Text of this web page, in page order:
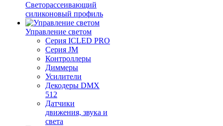
Светорассеивающий
силиконовый профиль
Управление светом
Серия ICLED PRO
Серия JM
Контроллеры
Диммеры
Усилители
Декодеры DMX
512
Датчики
движения, звука и
света